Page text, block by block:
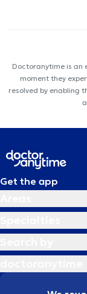
Doctoranytime is an
moment they
resolved by enabling
Get the app